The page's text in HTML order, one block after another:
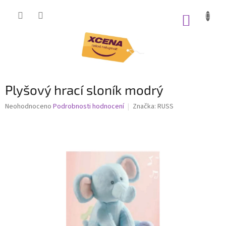
Plyšový hrací sloník modrý
Průměrné
Neohodnoceno Podrobnosti hodnocení Značka: RUSS